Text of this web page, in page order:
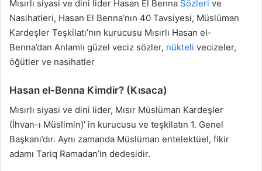
Mısırlı siyasi ve dini lider Hasan El Benna Sözleri ve
Nasihatleri, Hasan El Benna’nın 40 Tavsiyesi, Müslüman
Kardeşler Teşkilatı’nın kurucusu Mısırlı Hasan el-
Benna’dan Anlamlı güzel veciz sözler, nükteli vecizeler,
öğütler ve nasihatler
Hasan el-Benna Kimdir? (Kısaca)
Mısırlı siyasi ve dini lider, Mısır Müslüman Kardeşler
(İhvan-ı Müslimin)’ in kurucusu ve teşkilatın 1. Genel
Başkanı’dır. Aynı zamanda Müslüman entelektüel, fikir
adamı Tariq Ramadan’in dedesidir.